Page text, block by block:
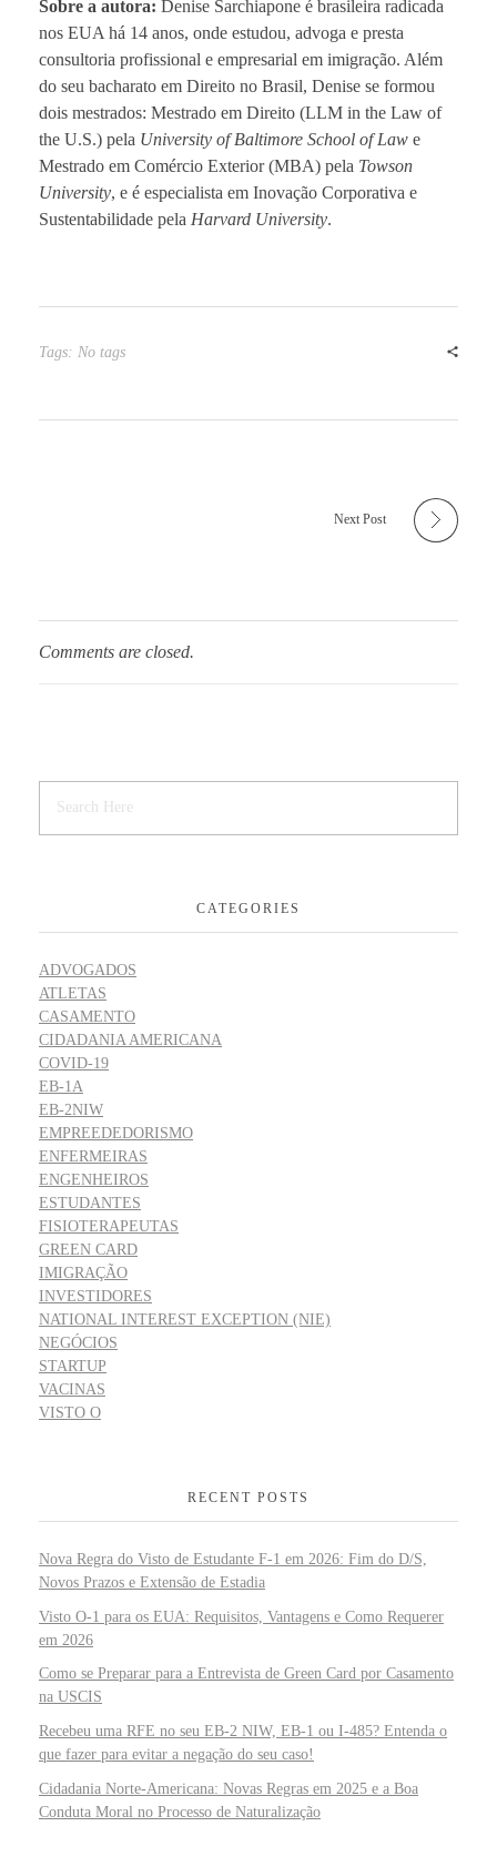
Sobre a autora: Denise Sarchiapone é brasileira radicada
nos EUA há 14 anos, onde estudou, advoga e presta
consultoria profissional e empresarial em imigração. Além
do seu bacharato em Direito no Brasil, Denise se formou
dois mestrados: Mestrado em Direito (LLM in the Law of
the U.S.) pela University of Baltimore School of Law e
Mestrado em Comércio Exterior (MBA) pela Towson
University, e é especialista em Inovação Corporativa e
Sustentabilidade pela Harvard University.
Tags: No tags
Next Post
Comments are closed.
CATEGORIES
ADVOGADOS
ATLETAS
CASAMENTO
CIDADANIA AMERICANA
COVID-19
EB-1A
EB-2NIW
EMPREEDEDORISMO
ENFERMEIRAS
ENGENHEIROS
ESTUDANTES
FISIOTERAPEUTAS
GREEN CARD
IMIGRAÇÃO
INVESTIDORES
NATIONAL INTEREST EXCEPTION (NIE)
NEGÓCIOS
STARTUP
VACINAS
VISTO O
RECENT POSTS
Nova Regra do Visto de Estudante F-1 em 2026: Fim do D/S,
Novos Prazos e Extensão de Estadia
Visto O-1 para os EUA: Requisitos, Vantagens e Como Requerer
em 2026
Como se Preparar para a Entrevista de Green Card por Casamento
na USCIS
Recebeu uma RFE no seu EB-2 NIW, EB-1 ou I-485? Entenda o
que fazer para evitar a negação do seu caso!
Cidadania Norte-Americana: Novas Regras em 2025 e a Boa
Conduta Moral no Processo de Naturalização